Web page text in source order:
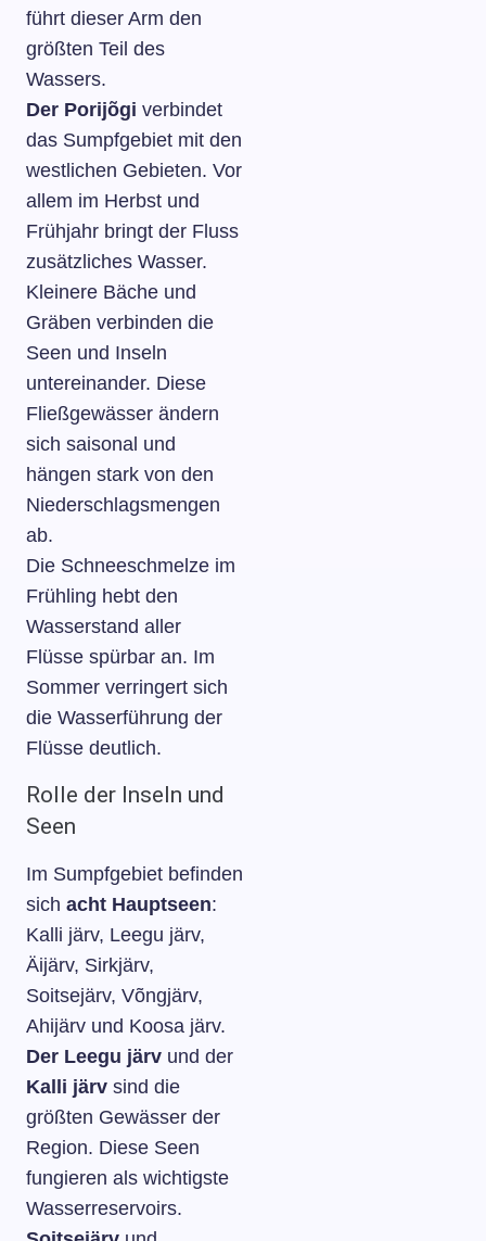
führt dieser Arm den
größten Teil des
Wassers.
Der Porijõgi verbindet
das Sumpfgebiet mit den
westlichen Gebieten. Vor
allem im Herbst und
Frühjahr bringt der Fluss
zusätzliches Wasser.
Kleinere Bäche und
Gräben verbinden die
Seen und Inseln
untereinander. Diese
Fließgewässer ändern
sich saisonal und
hängen stark von den
Niederschlagsmengen
ab.
Die Schneeschmelze im
Frühling hebt den
Wasserstand aller
Flüsse spürbar an. Im
Sommer verringert sich
die Wasserführung der
Flüsse deutlich.
Rolle der Inseln und
Seen
Im Sumpfgebiet befinden
sich acht Hauptseen:
Kalli järv, Leegu järv,
Äijärv, Sirkjärv,
Soitsejärv, Võngjärv,
Ahijärv und Koosa järv.
Der Leegu järv und der
Kalli järv sind die
größten Gewässer der
Region. Diese Seen
fungieren als wichtigste
Wasserreservoirs.